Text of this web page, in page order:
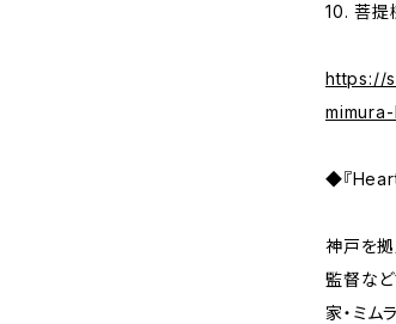
10. 菩提
https://
◆『
神戸を拠
監督な
家・ミム